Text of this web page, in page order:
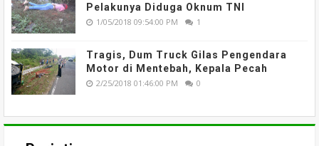
Pelakunya Diduga Oknum TNI
1/05/2018 09:54:00 PM 1
Tragis, Dum Truck Gilas Pengendara
Motor di Mentebah, Kepala Pecah
2/25/2018 01:46:00 PM 0